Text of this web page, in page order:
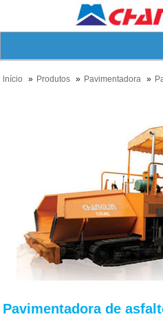
lnício Produtos Pavimentadora
Pavimentadora de